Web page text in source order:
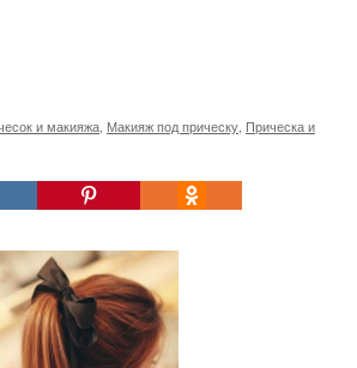
и макияжа Макияж под прическу Прическа и